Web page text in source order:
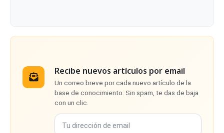
Recibe nuevos artículos por email
Un correo breve por cada nuevo artículo de la
base de conocimiento. Sin spam, te das de baja
con un clic.
Tu dirección de email